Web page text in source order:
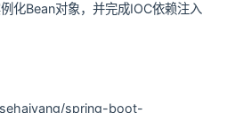
化Bean对象，并完成IOC依赖注入
spring-boot-